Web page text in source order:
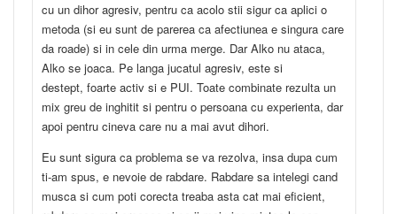
cu un dihor agresiv, pentru ca acolo stii sigur ca aplici o
metoda (si eu sunt de parerea ca afectiunea e singura care
da roade) si in cele din urma merge. Dar Alko nu ataca,
Alko se joaca. Pe langa jucatul agresiv, este si
destept, foarte activ si e PUI. Toate combinate rezulta un
mix greu de inghitit si pentru o persoana cu experienta, dar
apoi pentru cineva care nu a mai avut dihori.
Eu sunt sigura ca problema se va rezolva, insa dupa cum
ti-am spus, e nevoie de rabdare. Rabdare sa intelegi cand
musca si cum poti corecta treaba asta cat mai eficient,